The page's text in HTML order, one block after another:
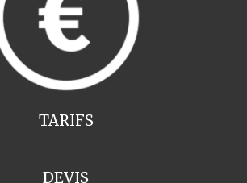
TARIFS
DEVIS